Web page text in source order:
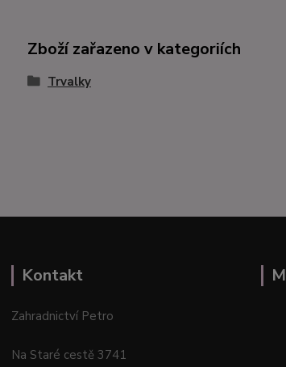
Zboží zařazeno v kategoriích
Trvalky
Kontakt
Zahradnictví Petro
Na Staré cestě 3741